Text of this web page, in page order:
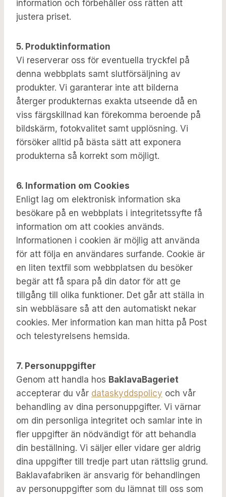
information och förbehåller oss rätten att
justera priset.
5. Produktinformation
Vi reserverar oss för eventuella tryckfel på
denna webbplats samt slutförsäljning av
produkter. Vi garanterar inte att bilderna
återger produkternas exakta utseende då en
viss färgskillnad kan förekomma beroende på
bildskärm, fotokvalitet samt upplösning. Vi
försöker alltid på bästa sätt att exponera
produkterna så korrekt som möjligt.
6. Information om Cookies
Enligt lag om elektronisk information ska
besökare på en webbplats i integritetssyfte få
information om att cookies används.
Informationen i cookien är möjlig att använda
för att följa en användares surfande. Cookie är
en liten textfil som webbplatsen du besöker
begär att få spara på din dator för att ge
tillgång till olika funktioner. Det går att ställa in
sin webbläsare så att den automatiskt nekar
cookies. Mer information kan man hitta på Post
och telestyrelsens hemsida.
7. Personuppgifter
Genom att handla hos BaklavaBageriet
accepterar du vår dataskyddspolicy och vår
behandling av dina personuppgifter. Vi värnar
om din personliga integritet och samlar inte in
fler uppgifter än nödvändigt för att behandla
din beställning. Vi säljer eller vidare ger aldrig
dina uppgifter till tredje part utan rättslig grund.
Baklavafabriken är ansvarig för behandlingen
av personuppgifter som du lämnat till oss som